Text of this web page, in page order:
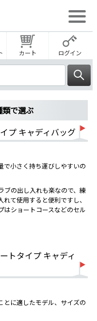
カート ログイン
類で選ぶ
プ キャディバッグ
で小さく持ち運びしやすいの
ブの出し入れも楽なので、練
て使用すると便利ですし、
はショートコースなどのセル
トタイプ キャディ
とに適したモデル、サイズの